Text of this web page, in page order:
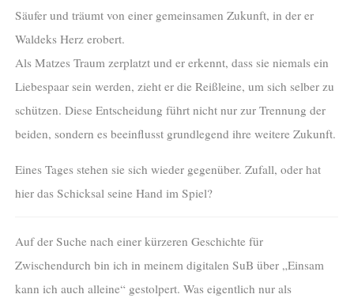
Säufer und träumt von einer gemeinsamen Zukunft, in der er
Waldeks Herz erobert.
Als Matzes Traum zerplatzt und er erkennt, dass sie niemals ein
Liebespaar sein werden, zieht er die Reißleine, um sich selber zu
schützen. Diese Entscheidung führt nicht nur zur Trennung der
beiden, sondern es beeinflusst grundlegend ihre weitere Zukunft.
Eines Tages stehen sie sich wieder gegenüber. Zufall, oder hat
hier das Schicksal seine Hand im Spiel?
Auf der Suche nach einer kürzeren Geschichte für
Zwischendurch bin ich in meinem digitalen SuB über „Einsam
kann ich auch alleine“ gestolpert. Was eigentlich nur als